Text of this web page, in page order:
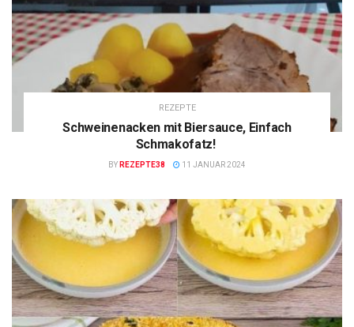
REZEPTE
Schweinenacken mit Biersauce, Einfach
Schmakofatz!
BY REZEPTE38 11 JANUAR 2024